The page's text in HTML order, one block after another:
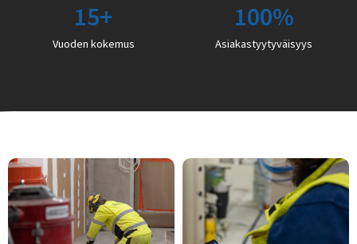
15+
Vuoden kokemus
100%
Asiakastyytyväisyys